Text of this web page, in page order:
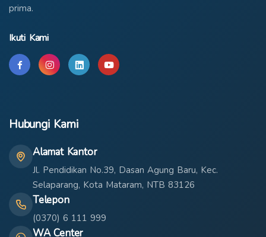
prima.
Ikuti Kami
Hubungi Kami
Alamat Kantor
Jl. Pendidikan No.39, Dasan Agung Baru, Kec.
Selaparang, Kota Mataram, NTB 83126
Telepon
(0370) 6 111 999
WA Center